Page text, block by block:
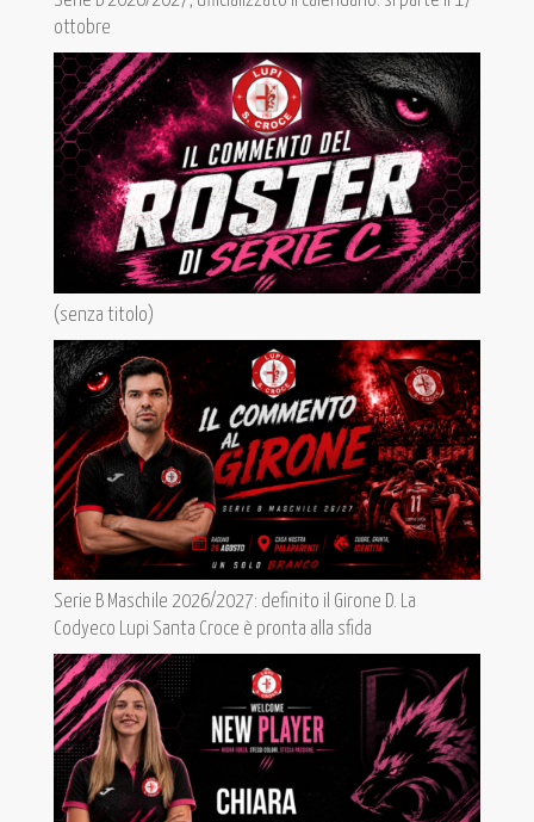
ottobre
(senza titolo)
Serie B Maschile 2026/2027: definito il Girone D. La
Codyeco Lupi Santa Croce è pronta alla sfida